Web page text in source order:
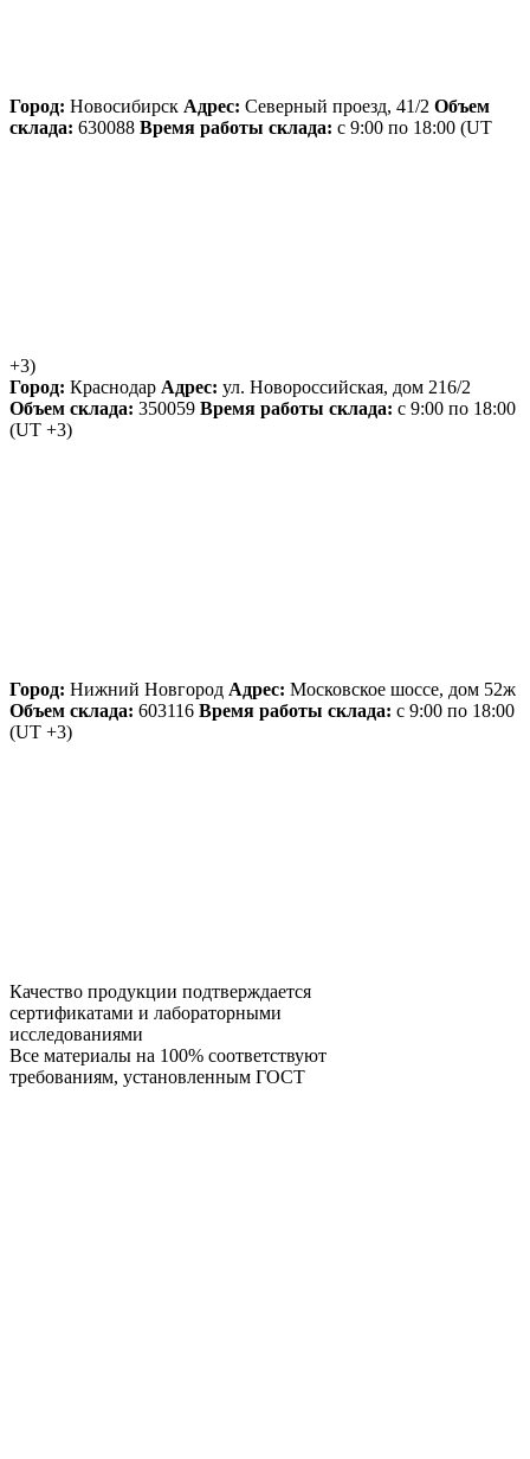
Город: Новосибирск Адрес: Северный проезд, 41/2 Объем
склада: 630088 Время работы склада: с 9:00 по 18:00 (UT
+3)
Город: Краснодар Адрес: ул. Новороссийская, дом 216/2
Объем склада: 350059 Время работы склада: с 9:00 по 18:00
(UT +3)
Город: Нижний Новгород Адрес: Московское шоссе, дом 52ж
Объем склада: 603116 Время работы склада: с 9:00 по 18:00
(UT +3)
Качество продукции подтверждается
сертификатами и лабораторными
исследованиями
Все материалы на 100% соответствуют
требованиям, установленным ГОСТ